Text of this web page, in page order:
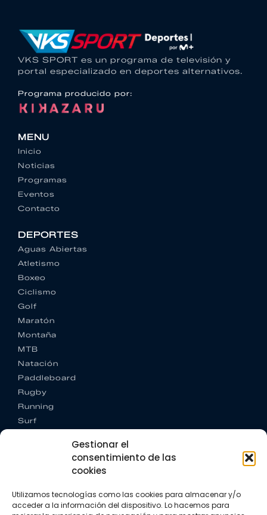
Gestionar el
consentimiento de las
cookies
Utilizamos tecnologías como las cookies para almacenar y/o
acceder a la información del dispositivo. Lo hacemos para
VKS SPORT es un programa de televisión y
portal especializado en deportes alternativos.
Programa producido por:
MENU
Inicio
Noticias
Programas
Eventos
Contacto
DEPORTES
Aguas Abiertas
Atletismo
Boxeo
Ciclismo
Golf
Maratón
Montaña
MTB
Natación
Paddleboard
Rugby
Running
Surf
CONTACTO
+34 662 342 177
info@vkssport.com